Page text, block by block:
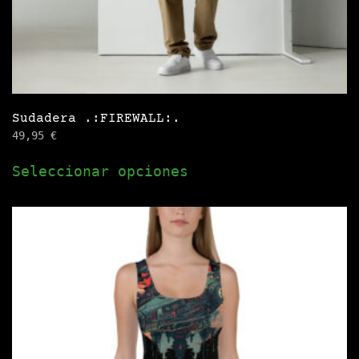
producto
Sudadera .:FIREWALL:.
49,95 €
Seleccionar opciones
múltiples
variantes.
Las
opciones
se
pueden